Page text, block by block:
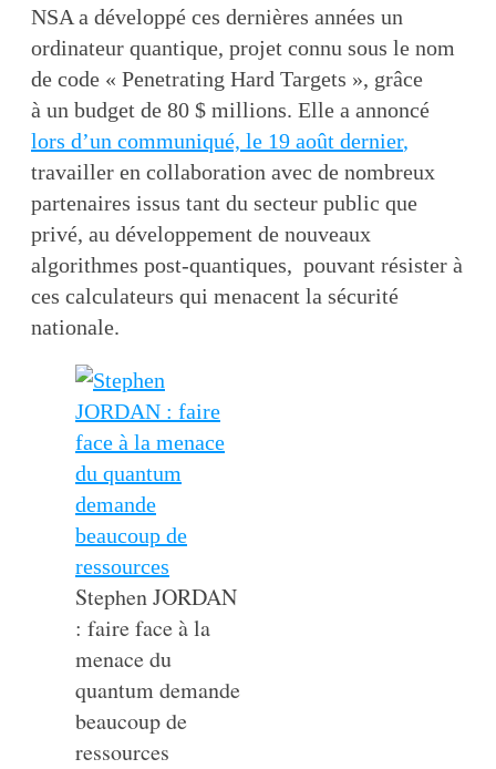
NSA a développé ces dernières années un
ordinateur quantique, projet connu sous le nom
de code « Penetrating Hard Targets », grâce
à un budget de 80 $ millions. Elle a annoncé
lors d’un communiqué, le 19 août dernier,
travailler en collaboration avec de nombreux
partenaires issus tant du secteur public que
privé, au développement de nouveaux
algorithmes post-quantiques, pouvant résister à
ces calculateurs qui menacent la sécurité
nationale.
Stephen JORDAN
: faire face à la
menace du
quantum demande
beaucoup de
ressources